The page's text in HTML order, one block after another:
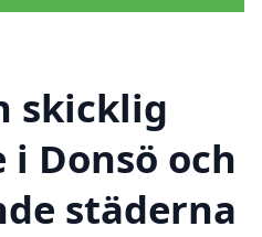
skicklig
Donsö och
städerna